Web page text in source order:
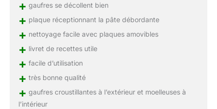
+ gaufres se décollent bien
+ plaque réceptionnant la pâte débordante
+ nettoyage facile avec plaques amovibles
+ livret de recettes utile
+ facile d’utilisation
+ très bonne qualité
+ gaufres croustillantes à l’extérieur et moelleuses à
l’intérieur